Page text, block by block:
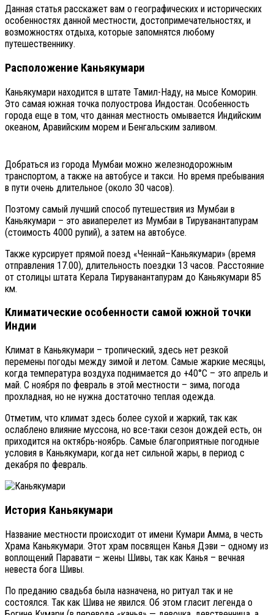
Данная статья расскажет вам о географических и исторических
особенностях данной местности, достопримечательностях, и
возможностях отдыха, которые запомнятся любому
путешественнику.
Расположение Каньякумари
Каньякумари находится в штате Тамил-Наду, на мысе Коморин.
Это самая южная точка полуострова Индостан. Особенность
города еще в том, что данная местность омывается Индийским
океаном, Аравийским морем и Бенгальским заливом.
Добраться из города Мумбаи можно железнодорожным
транспортом, а также на автобусе и такси. Но время пребывания
в пути очень длительное (около 30 часов).
Поэтому самый лучший способ путешествия из Мумбаи в
Каньякумари – это авиаперелет из Мумбаи в Тируванантапурам
(стоимость 4000 рупий), а затем на автобусе.
Также курсирует прямой поезд «Ченнай–Каньякумари» (время
отправления 17.00), длительность поездки 13 часов. Расстояние
от столицы штата Керала Тируванантапурам до Каньякумари 85
км.
Климатические особенности самой южной точки
Индии
Климат в Каньякумари – тропический, здесь нет резкой
перемены погоды между зимой и летом. Самые жаркие месяцы,
когда температура воздуха поднимается до +40°С – это апрель и
май. С ноября по февраль в этой местности – зима, погода
прохладная, но не нужна достаточно теплая одежда.
Отметим, что климат здесь более сухой и жаркий, так как
ослаблено влияние муссона, но все-таки сезон дождей есть, он
приходится на октябрь-ноябрь. Самые благоприятные погодные
условия в Каньякумари, когда нет сильной жары, в период с
декабря по февраль.
История Каньякумари
Название местности происходит от имени Кумари Амма, в честь
Храма Каньякумари. Этот храм посвящен Канья Дэви – одному из
воплощений Паравати – жены Шивы, так как Канья – вечная
невеста бога Шивы.
По преданию свадьба была назначена, но ритуал так и не
состоялся. Так как Шива не явился. Об этом гласит легенда о